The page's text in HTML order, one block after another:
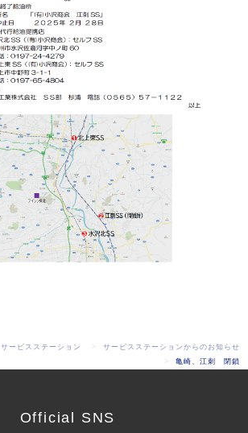
サービスステーション
サービスステーションからのお知らせ
亀崎、江刺 閉鎖
Official SNS